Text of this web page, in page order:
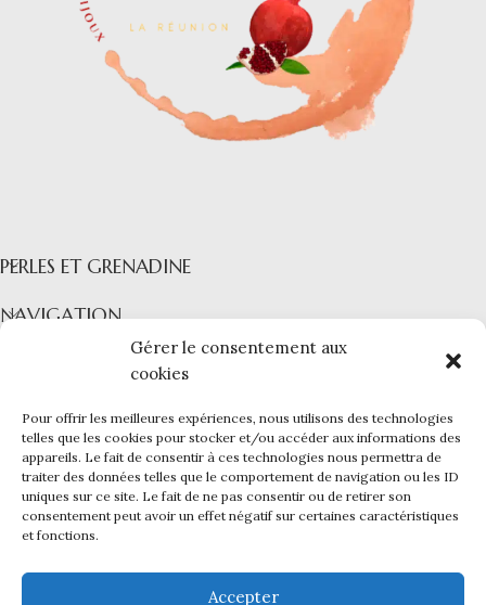
Gérer le consentement aux
cookies
Pour offrir les meilleures expériences, nous utilisons des technologies
telles que les cookies pour stocker et/ou accéder aux informations des
appareils. Le fait de consentir à ces technologies nous permettra de
traiter des données telles que le comportement de navigation ou les ID
uniques sur ce site. Le fait de ne pas consentir ou de retirer son
consentement peut avoir un effet négatif sur certaines caractéristiques
et fonctions.
Accepter
PERLES ET GRENADINE
NAVIGATION
INFORMATIONS
PERLES ET GRENADINE|Mentions légales -CGV -CGU -
Confidentialité -Cookies
Ce site a été financé par l’Union Européenne dans le cadre du
programme FEDER-FSE+ Réunion dont l’Autorité de gestion est la
Région Réunion. L’Europe s’engage à La Réunion avec le fonds